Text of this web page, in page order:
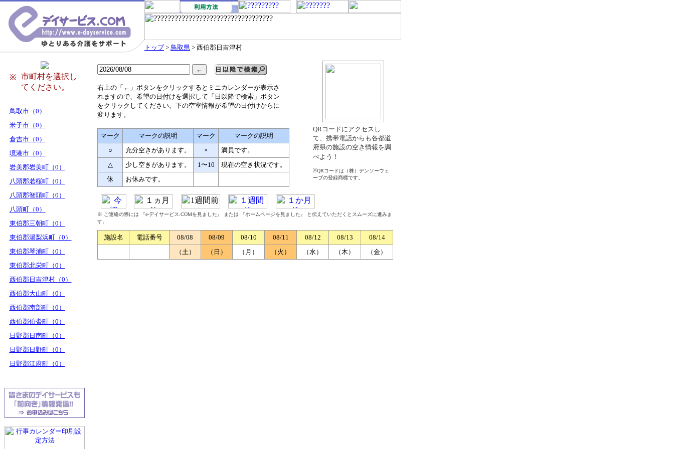
トップ> 鳥取県 > 西伯郡日吉津村
※
市町村を選択し
てください。
鳥取市（0）
米子市（0）
倉吉市（0）
境港市（0）
岩美郡岩美町（0）
八頭郡若桜町（0）
八頭郡智頭町（0）
八頭町（0）
東伯郡三朝町（0）
東伯郡湯梨浜町（0）
東伯郡琴浦町（0）
東伯郡北栄町（0）
西伯郡日吉津村（0）
西伯郡大山町（0）
西伯郡南部町（0）
西伯郡伯耆町（0）
日野郡日南町（0）
日野郡日野町（0）
日野郡江府町（0）
右上の「←」ボタンをクリックするとミニカレンダーが表示さ
れますので、希望の日付けを選択して「日以降で検索」ボタン
をクリックしてください。下の空室情報が希望の日付けからに
変ります。
マーク マークの説明 マーク
マークの説明
○
充分空きがあります。 ×
満員です。
△
少し空きがあります。 1〜10
現在の空き状況です。
休
お休みです。
QRコードにアクセスし
て、携帯電話からも各都道
府県の施設の空き情報を調
べよう！
※QRコードは（株）デンソーウェ
ーブの登録商標です。
※ ご連絡の際には 『e-デイサービス.COMを見ました』 または 『ホームページを見ました』 と伝えていただくとスムーズに進みま
す。
施設名 電話番号 08/08 08/09 08/10 08/11 08/12 08/13
08/14
（土）
（日） （月） （火） （水） （木） （金）